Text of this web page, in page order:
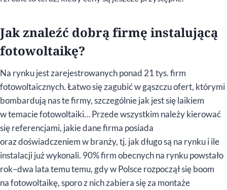
Jak znaleźć dobrą firmę instalującą
fotowoltaikę?
Na rynku jest zarejestrowanych ponad 21 tys. firm
fotowoltaicznych. Łatwo się zagubić w gąszczu ofert, którymi
bombardują nas te firmy, szczególnie jak jest się laikiem
w temacie fotowoltaiki… Przede wszystkim należy kierować
się referencjami, jakie dane firma posiada
oraz doświadczeniem w branży, tj. jak długo są na rynku i ile
instalacji już wykonali. 90% firm obecnych na rynku powstało
rok–dwa lata temu temu, gdy w Polsce rozpoczął się boom
na fotowoltaikę, sporo z nich zabiera się za montaże